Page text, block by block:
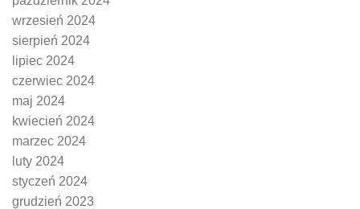
wrzesień 2024
sierpień 2024
lipiec 2024
czerwiec 2024
maj 2024
kwiecień 2024
marzec 2024
luty 2024
styczeń 2024
grudzień 2023